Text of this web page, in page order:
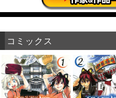
コミックス